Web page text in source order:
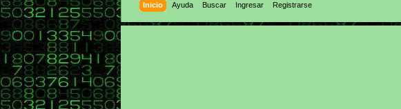
Inicio Ayuda Buscar Ingresar Registrarse